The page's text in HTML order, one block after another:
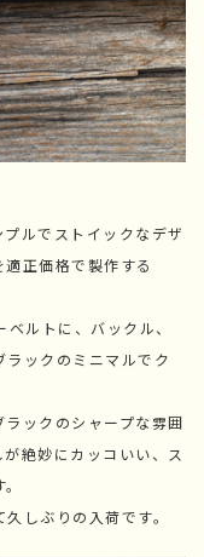
ルでストイックなデザ
正価格で製作する
ルトに、バックル、
ックのミニマルでク
ックのシャープな雰囲
絶妙にカッコいい、ス
しぶりの入荷です。